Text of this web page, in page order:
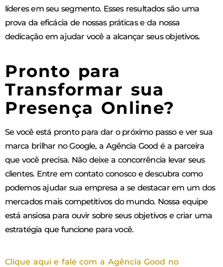
líderes em seu segmento. Esses resultados são uma
prova da eficácia de nossas práticas e da nossa
dedicação em ajudar você a alcançar seus objetivos.
Pronto para
Transformar sua
Presença Online?
Se você está pronto para dar o próximo passo e ver sua
marca brilhar no Google, a Agência Good é a parceira
que você precisa. Não deixe a concorrência levar seus
clientes. Entre em contato conosco e descubra como
podemos ajudar sua empresa a se destacar em um dos
mercados mais competitivos do mundo. Nossa equipe
está ansiosa para ouvir sobre seus objetivos e criar uma
estratégia que funcione para você.
Clique aqui e fale com a Agência Good no